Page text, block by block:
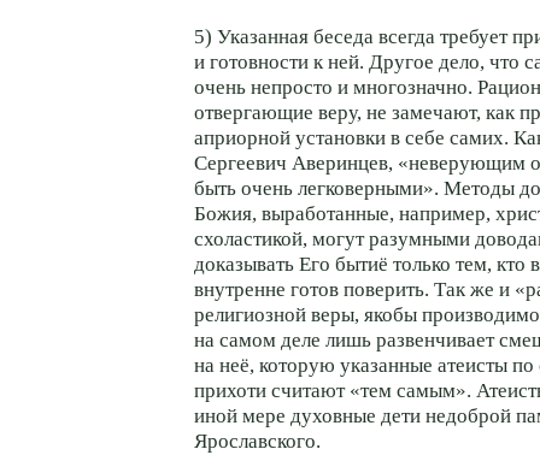
5) Указанная беседа всегда требует
и готовности к ней. Другое дело, что
очень непросто и многозначно.
отвергающие веру, не замечают, как
априорной установки в себе самих.
Сергеевич Аверинцев, «неверующим
быть очень легковерными». Методы
Божия, выработанные, например,
схоластикой, могут разумными
доказывать Его бытиё только тем, кто
внутренне готов поверить. Так же и
религиозной веры, якобы
на самом деле лишь развенчивает
на неё, которую указанные атеисты по
прихоти считают «тем самым».
иной мере духовные дети недоброй
Ярославского.